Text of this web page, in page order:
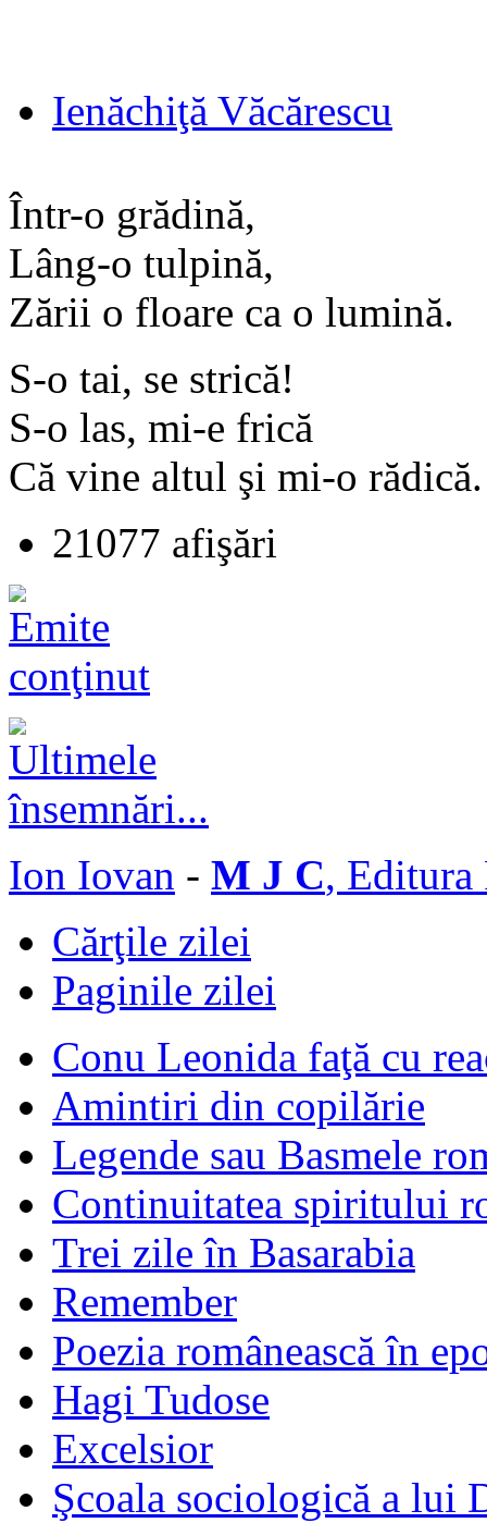
Ienăchiţă Văcărescu
Într-o grădină,
Lâng-o tulpină,
Zării o floare ca o lumină.
S-o tai, se strică!
S-o las, mi-e frică
Că vine altul şi mi-o rădică.
21077 afişări
Ion Iovan - M J C, Editura
Cărţile zilei
Paginile zilei
Conu Leonida faţă cu
Amintiri din copilărie
Legende sau Basmele
Continuitatea spiritului
Trei zile în Basarabia
Remember
Poezia românească în
Hagi Tudose
Excelsior
Şcoala sociologică a lui